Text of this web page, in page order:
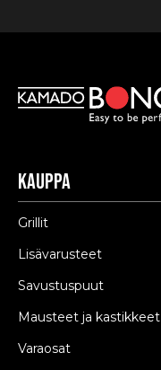
Kauppa
Grillit
Lisävarusteet
Savustuspuut
Mausteet ja kastikkeet
Varaosat